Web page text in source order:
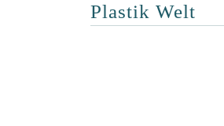
Plastik Welt